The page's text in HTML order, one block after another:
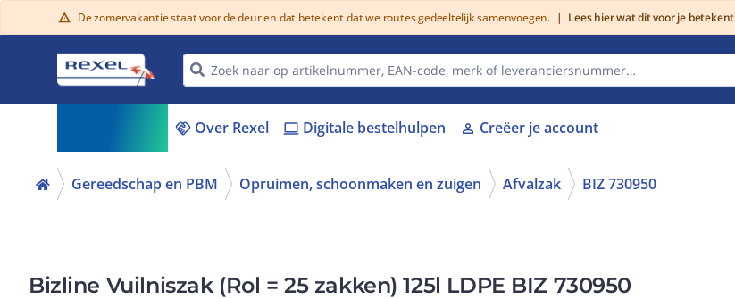
warning De zomervakantie staat voor de deur en dat betekent dat we routes gedeeltelijk samenvoegen. | Lees hier wat dit voor je betekent
handshake Over Rexel laptop Digitale bestelhulpen person Creëer je account
Gereedschap en PBM Opruimen, schoonmaken en zuigen Afvalzak BIZ 730950
Bizline Vuilniszak (Rol = 25 zakken) 125l LDPE BIZ 730950